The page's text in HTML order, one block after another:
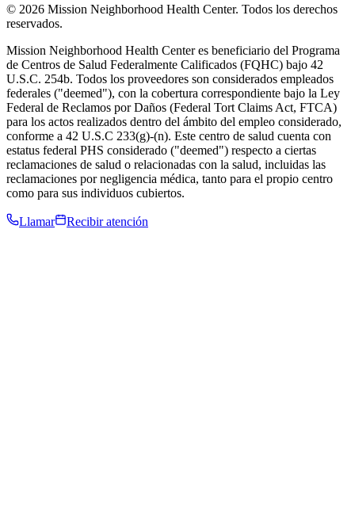
© 2026 Mission Neighborhood Health Center. Todos los derechos
reservados.
Mission Neighborhood Health Center es beneficiario del Programa
de Centros de Salud Federalmente Calificados (FQHC) bajo 42
U.S.C. 254b. Todos los proveedores son considerados empleados
federales ("deemed"), con la cobertura correspondiente bajo la Ley
Federal de Reclamos por Daños (Federal Tort Claims Act, FTCA)
para los actos realizados dentro del ámbito del empleo considerado,
conforme a 42 U.S.C 233(g)-(n). Este centro de salud cuenta con
estatus federal PHS considerado ("deemed") respecto a ciertas
reclamaciones de salud o relacionadas con la salud, incluidas las
reclamaciones por negligencia médica, tanto para el propio centro
como para sus individuos cubiertos.
Llamar Recibir atención